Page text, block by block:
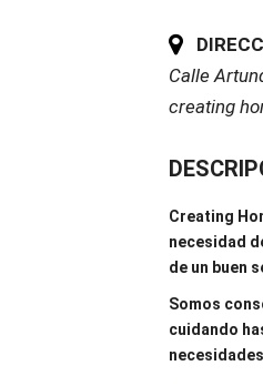
Calle
creating
Creating
necesidad
de un buen
Somos
cuidando